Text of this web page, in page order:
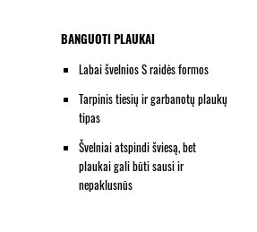
BANGUOTI PLAUKAI
Labai švelnios S raidės formos
Tarpinis tiesių ir garbanotų plaukų
tipas
Švelniai atspindi šviesą, bet
plaukai gali būti sausi ir
nepaklusnūs